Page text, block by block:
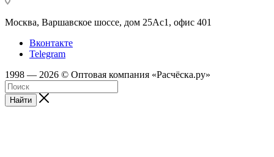
Москва, Варшавское шоссе, дом 25Аc1, офис 401
Вконтакте
Telegram
1998 — 2026 © Оптовая компания «Расчёска.ру»
Найти